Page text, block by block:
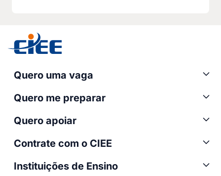
Quero uma vaga
Quero me preparar
Quero apoiar
Contrate com o CIEE
Instituições de Ensino